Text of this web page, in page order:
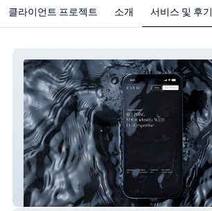
클라이언트 프로젝트 소개 서비스 및 후기
Dark Fuse